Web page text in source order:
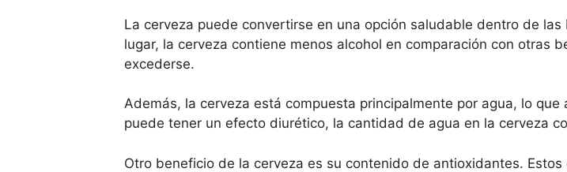
La cerveza puede convertirse en una opción saludable dentro de
lugar, la cerveza contiene menos alcohol en comparación con otras
excederse.
Además, la cerveza está compuesta principalmente por agua, lo
puede tener un efecto diurético, la cantidad de agua en la cerveza
Otro beneficio de la cerveza es su contenido de antioxidantes.